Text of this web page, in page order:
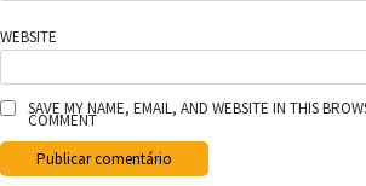
WEBSITE
SAVE MY NAME, EMAIL, AND WEBSITE IN THIS
COMMENT